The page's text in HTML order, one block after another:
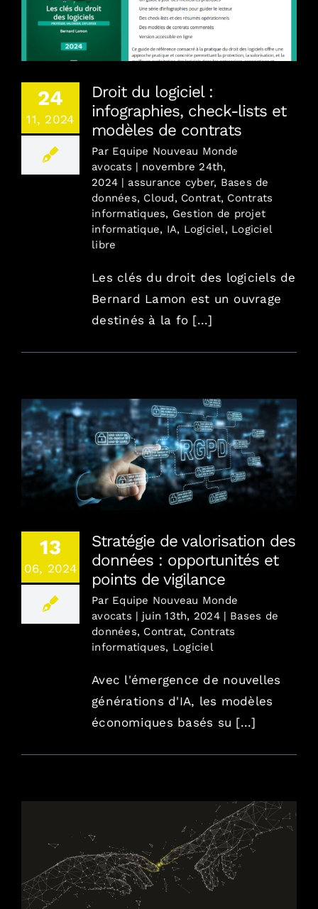
Droit du logiciel : infographies, check-lists et
modèles de contrats
24
11, 2024
Droit du logiciel :
infographies, check-lists et
modèles de contrats
Par Equipe Nouveau Monde
avocats | novembre 24th,
2024 | assurance cyber, Bases de
données, Cloud, Contrat, Contrats
informatiques, Gestion de projet
informatique, IA, Logiciel , Logiciel
libre
Les clés du droit des logiciels de
Bernard Lamon est un ouvrage
destinés à la fo [...]
Stratégie de valorisation des données :
opportunités et points de vigilance
13
06, 2024
Stratégie de valorisation des
données : opportunités et
points de vigilance
Par Equipe Nouveau Monde
avocats | juin 13th, 2024 | Bases de
données, Contrat, Contrats
informatiques, Logiciel
Avec l'émergence de nouvelles
générations d'IA, les modèles
économiques basés su [...]
Exemples d’actions menées au service de nos
clients